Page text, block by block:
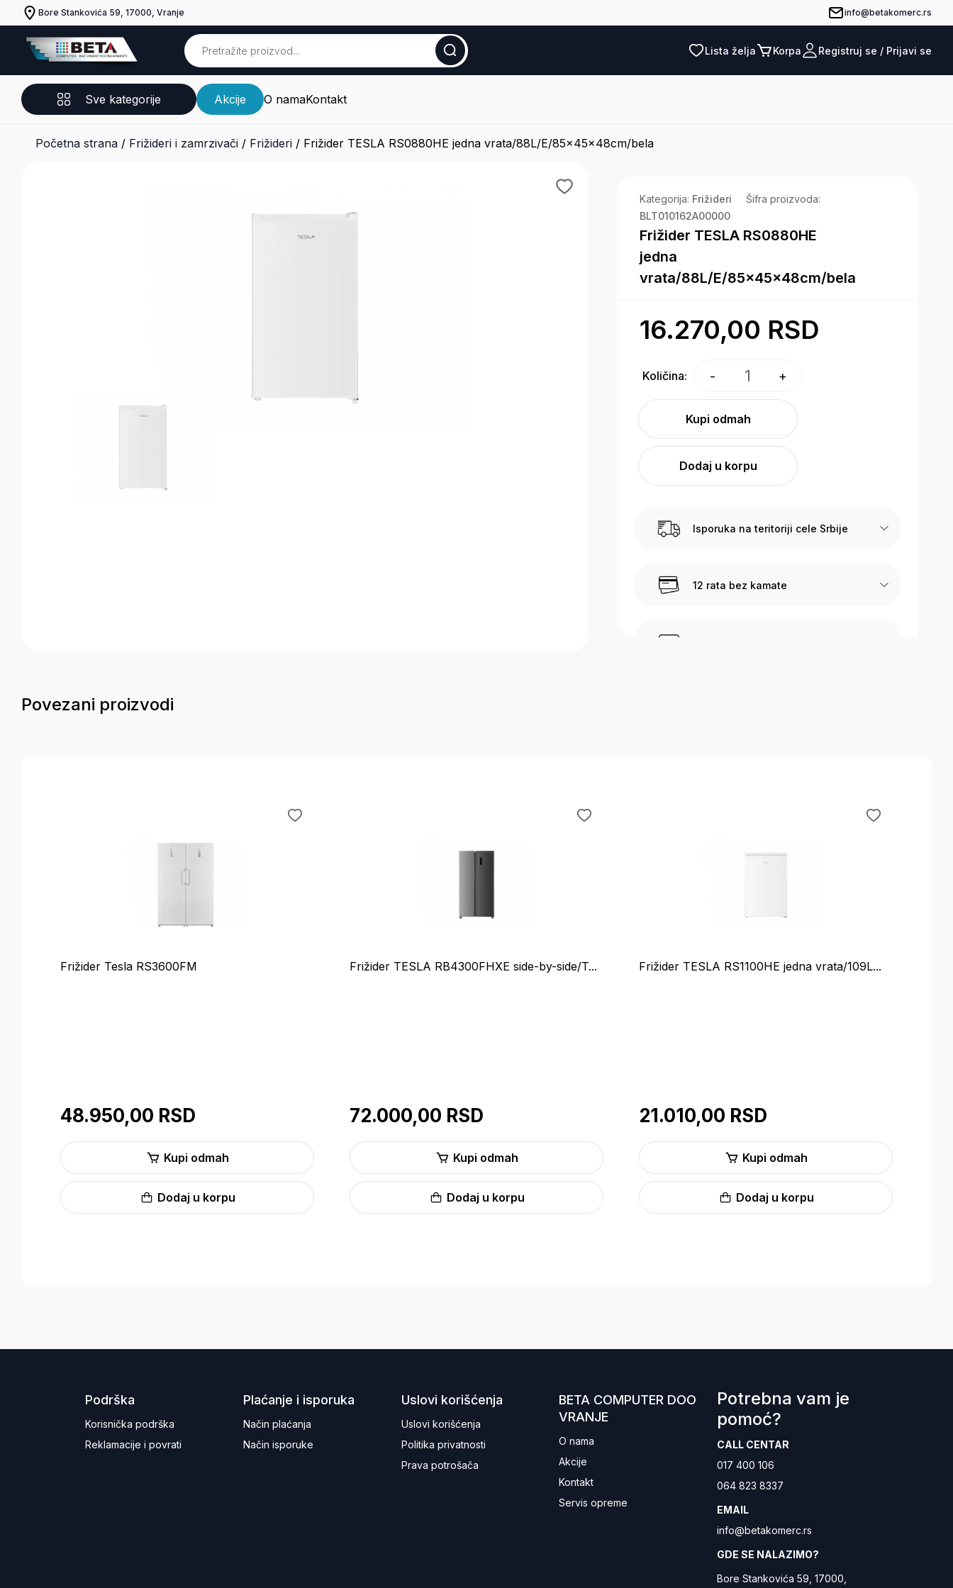
Bore Stankovića 59, 17000, Vranje info@betakomerc.rs
Lista želja Korpa
Pogledaj ponudu
Registruj se / Prijavi se
Sve kategorije Akcije O namaKontakt
Početna strana / Frižideri i zamrzivači / Frižideri / Frižider TESLA RS0880HE jedna vrata/88L/E/85x45x48cm/bela
Kategorija: Frižideri
Šifra proizvoda:
BLT010162A00000
Frižider TESLA RS0880HE
jedna
vrata/88L/E/85x45x48cm/bela
16.270,00 RSD
Količina: - 1 +
Kupi odmah
Dodaj u korpu
Isporuka na teritoriji cele Srbije
12 rata bez kamate
Povezani proizvodi
Frižider Tesla RS3600FM
48.950,00 RSD
Kupi odmah
Dodaj u korpu
Frižider TESLA RB4300FHXE side-by-side/T...
72.000,00 RSD
Kupi odmah
Dodaj u korpu
Frižider TESLA RS1100HE jedna vrata/109L...
21.010,00 RSD
Kupi odmah
Dodaj u korpu
Podrška
Korisnička podrška
Reklamacije i povrati
Plaćanje i isporuka
Način plaćanja
Način isporuke
Uslovi korišćenja
Uslovi korišćenja
Politika privatnosti
Prava potrošača
BETA COMPUTER DOO
VRANJE
O nama
Akcije
Kontakt
Servis opreme
Potrebna vam je
pomoć?
CALL CENTAR
017 400 106
064 823 8337
EMAIL
info@betakomerc.rs
GDE SE NALAZIMO?
Bore Stankovića 59, 17000,